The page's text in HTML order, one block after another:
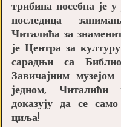
трибина посебна је
последица
Читалића за
је Центра за
сарадњи са
Завичајним
једном,
доказују да се
циља!